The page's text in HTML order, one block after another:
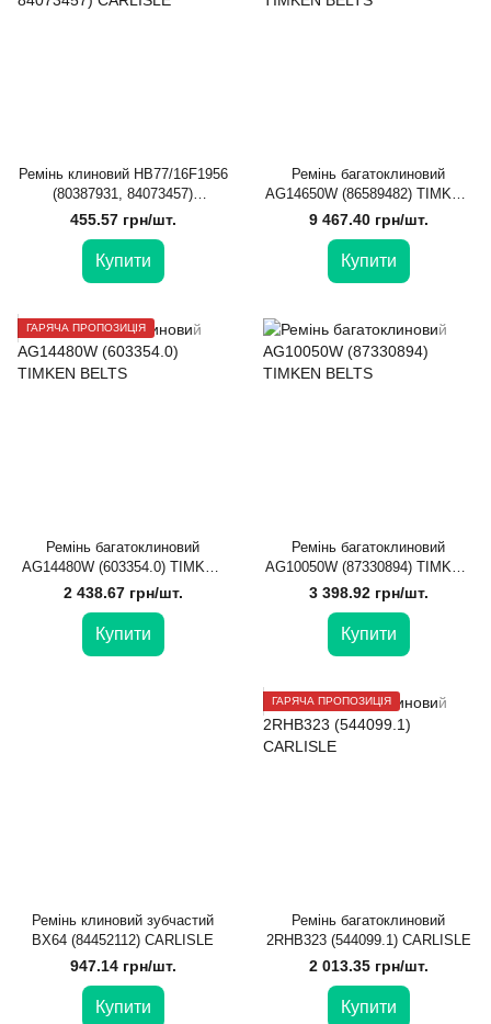
Ремінь клиновий HB77/16F1956
(80387931, 84073457)
CARLISLE
455.57 грн/шт.
Купити
Ремінь багатоклиновий
AG14650W (86589482) TIMKEN
BELTS
9 467.40 грн/шт.
Купити
ГАРЯЧА ПРОПОЗИЦІЯ
Ремінь багатоклиновий
AG14480W (603354.0) TIMKEN
BELTS
2 438.67 грн/шт.
Купити
Ремінь багатоклиновий
AG10050W (87330894) TIMKEN
BELTS
3 398.92 грн/шт.
Купити
Ремінь клиновий зубчастий
BX64 (84452112) CARLISLE
947.14 грн/шт.
Купити
ГАРЯЧА ПРОПОЗИЦІЯ
Ремінь багатоклиновий
2RHB323 (544099.1) CARLISLE
2 013.35 грн/шт.
Купити